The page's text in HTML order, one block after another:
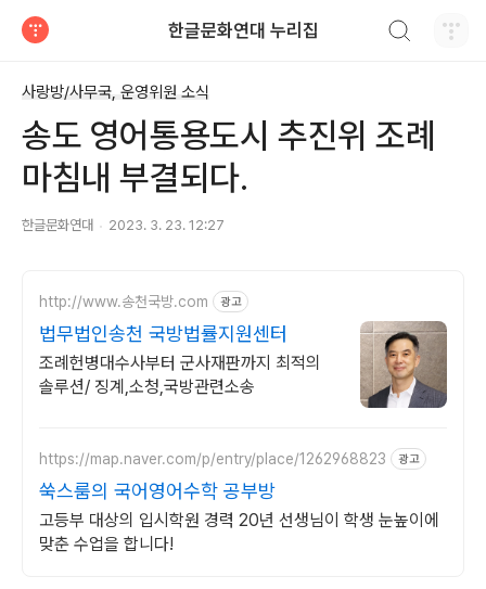
한글문화연대 누리집
사랑방/사무국, 운영위원 소식
송도 영어통용도시 추진위 조례
마침내 부결되다.
한글문화연대 2023. 3. 23. 12:27
http://www.송천국방.com 광고
법무법인송천 국방법률지원센터
조례헌병대수사부터 군사재판까지 최적의
솔루션/ 징계,소청,국방관련소송
https://map.naver.com/p/entry/place/1262968823 광고
쑥스룸의 국어영어수학 공부방
고등부 대상의 입시학원 경력 20년 선생님이 학생 눈높이에
맞춘 수업을 합니다!